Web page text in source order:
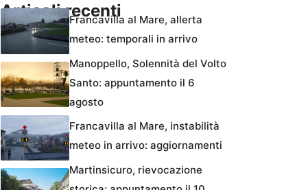
Articoli recentiFrancavilla al Mare, allerta
meteo: temporali in arrivo
Manoppello, Solennità del Volto
Santo: appuntamento il 6
agosto
Francavilla al Mare, instabilità
meteo in arrivo: aggiornamenti
Martinsicuro, rievocazione